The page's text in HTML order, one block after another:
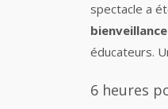
spectacle a
éducateurs.
6 heures